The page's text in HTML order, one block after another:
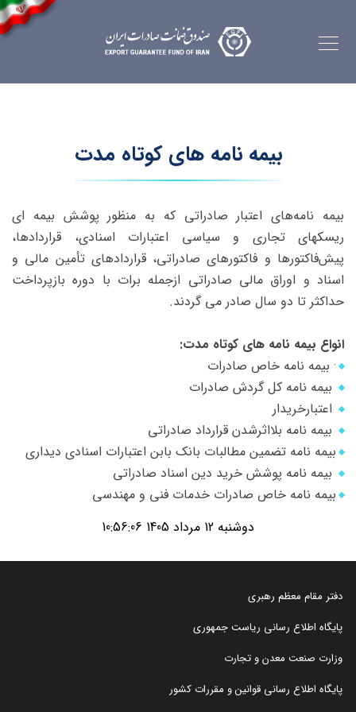
بیمه نامه های کوتاه مدت
بیمه نامه‌های اعتبار صادراتی که به منظور پوشش بیمه ای
ریسکهای تجاری و سیاسی اعتبارات اسنادی، قراردادها،
پیش‌فاکتور‌ها و فاکتورهای صادراتی، قراردادهای تأمین مالی و
اسناد و اوراق مالی صادراتی ازجمله برات با دوره بازپرداخت
حداکثر تا دو سال صادر می گردند.
انواع بیمه نامه های کوتاه مدت:
· بیمه نامه خاص صادرات
بیمه نامه کل گردش صادرات
اعتبارخریدار
بیمه نامه بلااثرشدن قرارداد صادراتی
بیمه نامه تضمین مطالبات بانک بابن اعتبارات اسنادی دیداری
بیمه نامه پوشش خرید دین اسناد صادراتی
بیمه نامه خاص صادرات خدمات فنی و مهندسی
دوشنبه 12 مرداد 1405 10:56:06
دفتر مقام معظم رهبری
پایگاه اطلاع رسانی ریاست جمهوری
وزارت صنعت معدن و تجارت
پایگاه اطلاع رسانی قوانین و مقررات کشور